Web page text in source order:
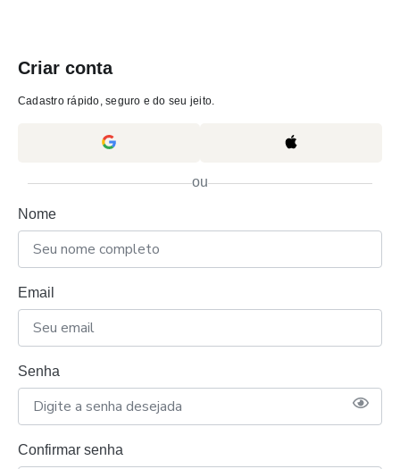
Criar conta
Cadastro rápido, seguro e do seu jeito.
ou
Nome
Email
Senha
Confirmar senha